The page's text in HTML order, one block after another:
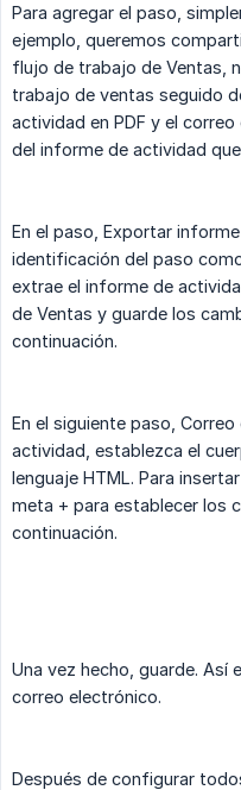
Para agregar el paso,
ejemplo, queremos
flujo de trabajo de Ventas,
trabajo de ventas seguido
actividad en PDF y el
del informe de actividad
En el paso, Exportar
identificación del paso
extrae el informe de
de Ventas y guarde los
continuación.
En el siguiente paso,
actividad, establezca el
lenguaje HTML. Para
meta + para establecer los
continuación.
Una vez hecho, guarde. Así
correo electrónico.
Después de configurar